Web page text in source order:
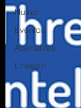
Humor
Eventos
Assinantes
Linkedin